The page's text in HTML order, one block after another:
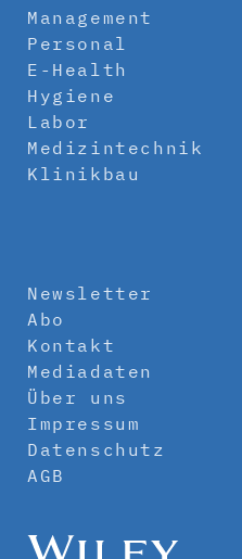
Management
Personal
E-Health
Hygiene
Labor
Medizintechnik
Klinikbau
Newsletter
Abo
Kontakt
Mediadaten
Über uns
Impressum
Datenschutz
AGB